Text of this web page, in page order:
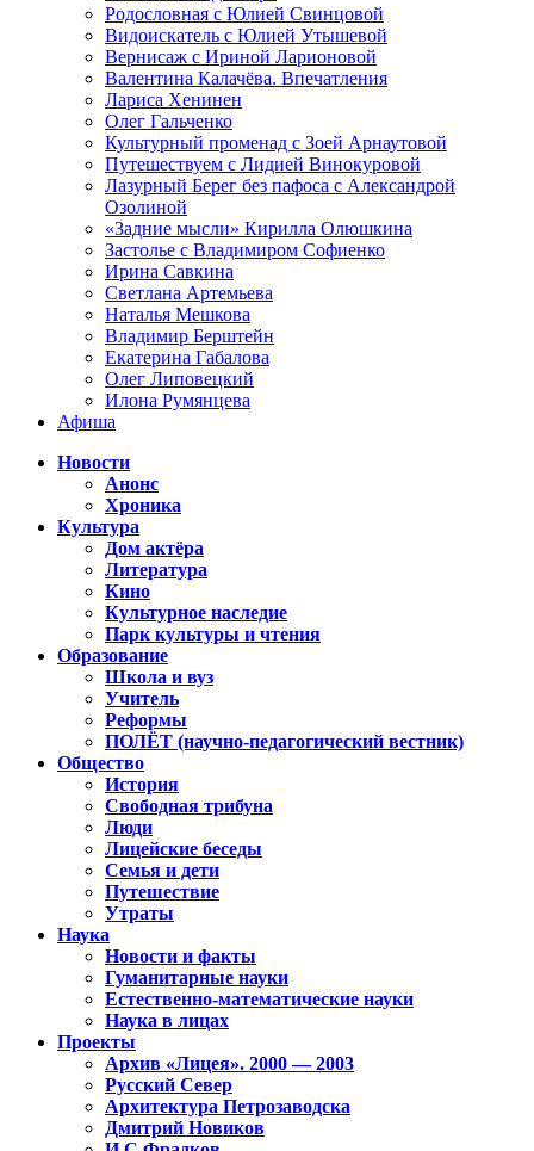
Родословная с Юлией Свинцовой
Видоискатель с Юлией Утышевой
Вернисаж с Ириной Ларионовой
Валентина Калачёва. Впечатления
Лариса Хенинен
Олег Гальченко
Культурный променад с Зоей Арнаутовой
Путешествуем с Лидией Винокуровой
Лазурный Берег без пафоса с Александрой
Озолиной
«Задние мысли» Кирилла Олюшкина
Застолье с Владимиром Софиенко
Ирина Савкина
Светлана Артемьева
Наталья Мешкова
Владимир Берштейн
Екатерина Габалова
Олег Липовецкий
Илона Румянцева
Афиша
Новости
Анонс
Хроника
Культура
Дом актёра
Литература
Кино
Культурное наследие
Парк культуры и чтения
Образование
Школа и вуз
Учитель
Реформы
ПОЛЁТ (научно-педагогический вестник)
Общество
История
Свободная трибуна
Люди
Лицейские беседы
Семья и дети
Путешествие
Утраты
Наука
Новости и факты
Гуманитарные науки
Естественно-математические науки
Наука в лицах
Проекты
Архив «Лицея». 2000 — 2003
Русский Север
Архитектура Петрозаводска
Дмитрий Новиков